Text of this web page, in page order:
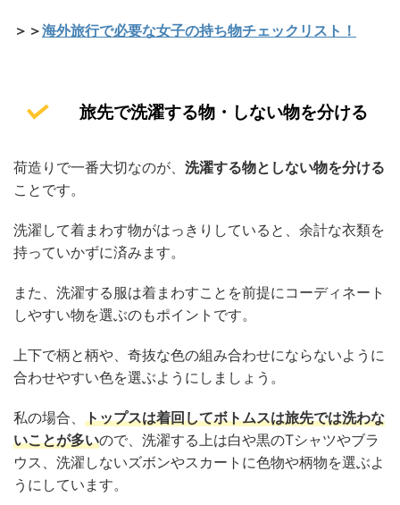
＞＞海外旅行で必要な女子の持ち物チェックリスト！
旅先で洗濯する物・しない物を分ける
荷造りで一番大切なのが、 洗濯する物としない物を分ける
ことです。
洗濯して着まわす物がはっきりしていると、余計な衣類を
持っていかずに済みます。
また、洗濯する服は着まわすことを前提にコーディネート
しやすい物を選ぶのもポイントです。
上下で柄と柄や、奇抜な色の組み合わせにならないように
合わせやすい色を選ぶようにしましょう。
私の場合、 トップスは着回してボトムスは旅先では洗わな
いことが多いので、洗濯する上は白や黒のTシャツやブラ
ウス、洗濯しないズボンやスカートに色物や柄物を選ぶよ
うにしています。